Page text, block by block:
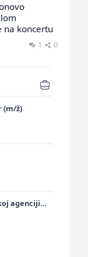
na koncertu
1 0
(m/ž)
agenciji